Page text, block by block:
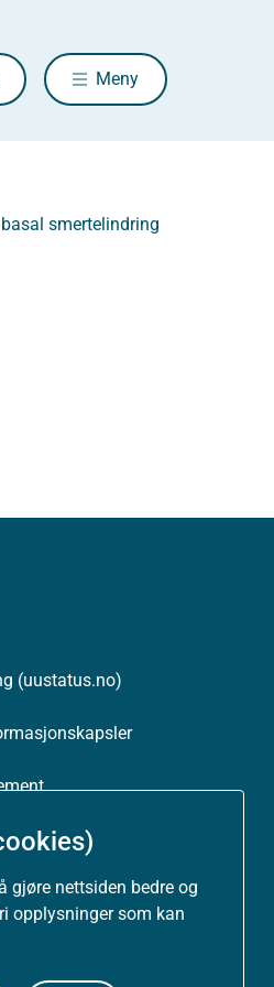
gjøre nettsiden bedre og
opplysninger som kan
Meny
smertelindring
(uustatus.no)